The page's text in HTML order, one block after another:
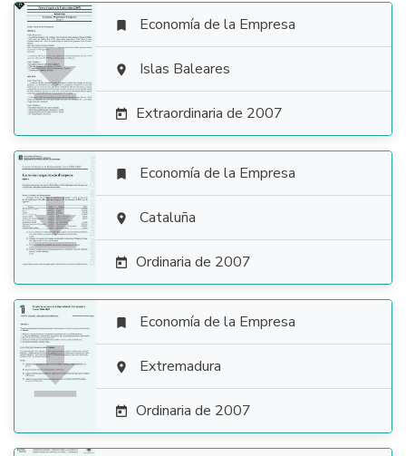

 Economía de la Empresa
 Islas Baleares
 Extraordinaria de 2007

 Economía de la Empresa
 Cataluña
 Ordinaria de 2007

 Economía de la Empresa
 Extremadura
 Ordinaria de 2007